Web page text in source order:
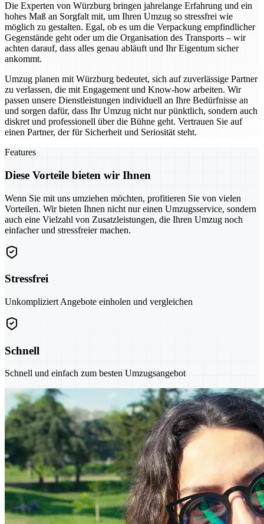
Die Experten von Würzburg bringen jahrelange Erfahrung und ein
hohes Maß an Sorgfalt mit, um Ihren Umzug so stressfrei wie
möglich zu gestalten. Egal, ob es um die Verpackung empfindlicher
Gegenstände geht oder um die Organisation des Transports – wir
achten darauf, dass alles genau abläuft und Ihr Eigentum sicher
ankommt.
Umzug planen mit Würzburg bedeutet, sich auf zuverlässige Partner
zu verlassen, die mit Engagement und Know-how arbeiten. Wir
passen unsere Dienstleistungen individuell an Ihre Bedürfnisse an
und sorgen dafür, dass Ihr Umzug nicht nur pünktlich, sondern auch
diskret und professionell über die Bühne geht. Vertrauen Sie auf
einen Partner, der für Sicherheit und Seriosität steht.
Features
Diese Vorteile bieten wir Ihnen
Wenn Sie mit uns umziehen möchten, profitieren Sie von vielen
Vorteilen. Wir bieten Ihnen nicht nur einen Umzugsservice, sondern
auch eine Vielzahl von Zusatzleistungen, die Ihren Umzug noch
einfacher und stressfreier machen.
Stressfrei
Unkompliziert Angebote einholen und vergleichen
Schnell
Schnell und einfach zum besten Umzugsangebot